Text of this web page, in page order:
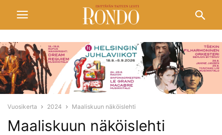
Vuosikerta 2024 Maaliskuun näköislehti
Maaliskuun näköislehti